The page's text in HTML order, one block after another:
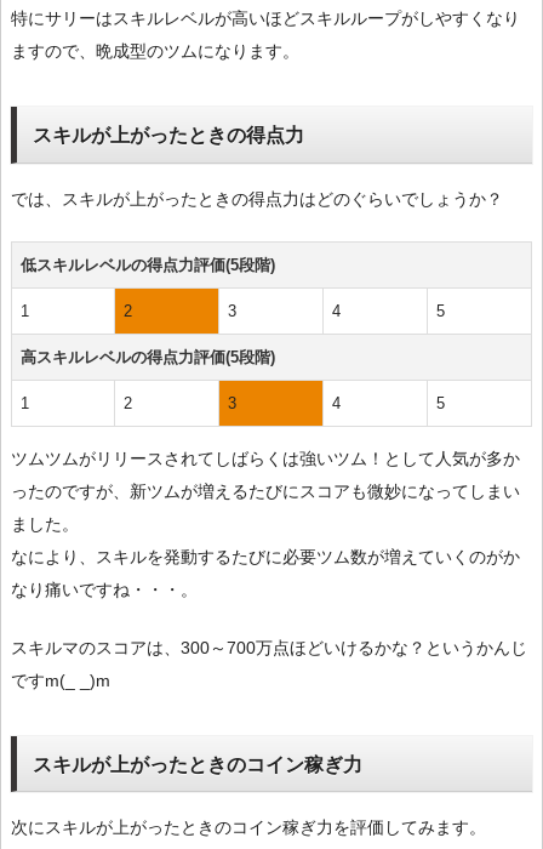
特にサリーはスキルレベルが高いほどスキルループがしやすくなり
ますので、晩成型のツムになります。
スキルが上がったときの得点力
では、スキルが上がったときの得点力はどのぐらいでしょうか？
低スキルレベルの得点力評価(5段階)
1 2 3 4 5
高スキルレベルの得点力評価(5段階)
1 2 3 4 5
ツムツムがリリースされてしばらくは強いツム！として人気が多か
ったのですが、新ツムが増えるたびにスコアも微妙になってしまい
ました。
なにより、スキルを発動するたびに必要ツム数が増えていくのがか
なり痛いですね・・・。
スキルマのスコアは、300～700万点ほどいけるかな？というかんじ
ですm(_ _)m
スキルが上がったときのコイン稼ぎ力
次にスキルが上がったときのコイン稼ぎ力を評価してみます。